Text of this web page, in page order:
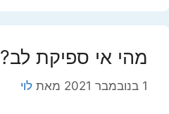
מהי אי ספיקת לב?
1 בנובמבר 2021 מאת לוי